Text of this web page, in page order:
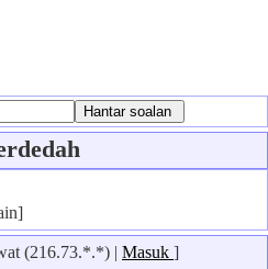
(216.73.*.*) | Masuk ]